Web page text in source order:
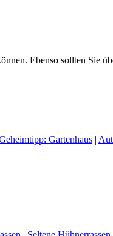
Ebenso sollten Sie
Gartenhaus |